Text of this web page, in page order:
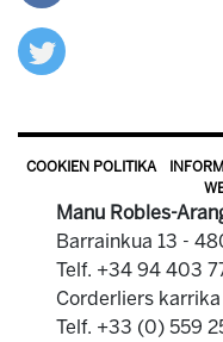
COOKIEN POLITIKA
Manu Robles-
Barrainkua 13 -
Telf. +34 94 403
Corderliers
Telf. +33 (0) 559